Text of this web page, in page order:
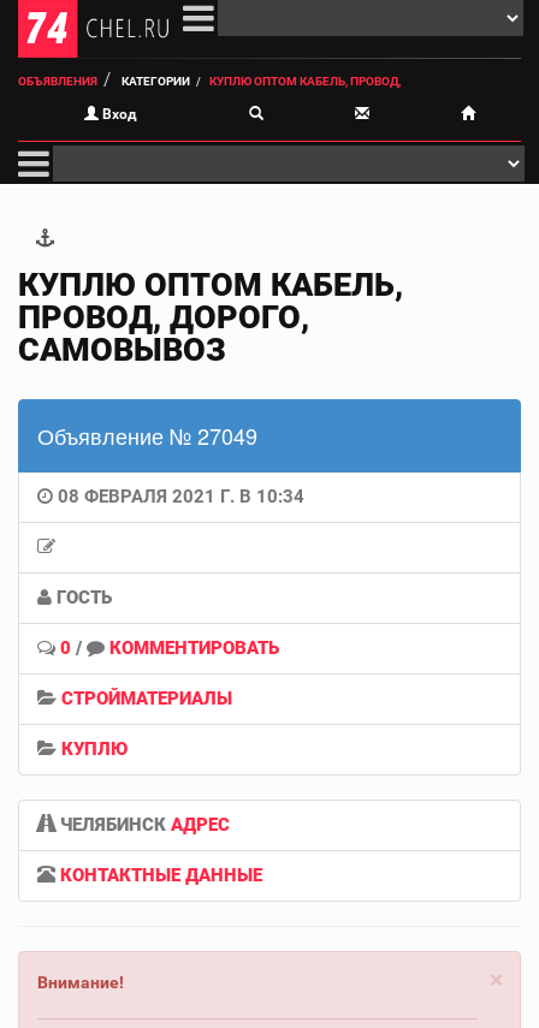
ОБЪЯВЛЕНИЯ КАТЕГОРИИ КУПЛЮ ОПТОМ КАБЕЛЬ, ПРОВОД,
Вход
КУПЛЮ ОПТОМ КАБЕЛЬ,
ПРОВОД, ДОРОГО,
САМОВЫВОЗ
Объявление № 27049
08 ФЕВРАЛЯ 2021 Г. В 10:34
ГОСТЬ
0 / КОММЕНТИРОВАТЬ
СТРОЙМАТЕРИАЛЫ
КУПЛЮ
ЧЕЛЯБИНСК АДРЕС
КОНТАКТНЫЕ ДАННЫЕ
×
Внимание!